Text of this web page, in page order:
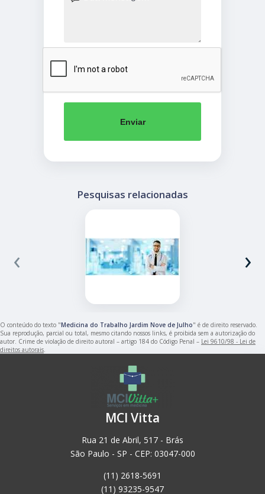
Enviar
Pesquisas relacionadas
‹ ›
O conteúdo do texto "Medicina do Trabalho Jardim Nove de Julho" é de direito reservado.
Sua reprodução, parcial ou total, mesmo citando nossos links, é proibida sem a autorização do
autor. Crime de violação de direito autoral – artigo 184 do Código Penal – Lei 9610/98 - Lei de
direitos autorais.
MCI Vitta
Rua 21 de Abril, 517 - Brás
São Paulo - SP - CEP: 03047-000
(11) 2618-5691
(11) 93235-9547